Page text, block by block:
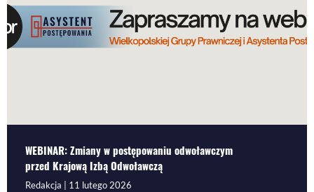
WEBINAR: Zmiany w postępowaniu odwoławczym
przed Krajową Izbą Odwoławczą
Redakcja | 11 lutego 2026